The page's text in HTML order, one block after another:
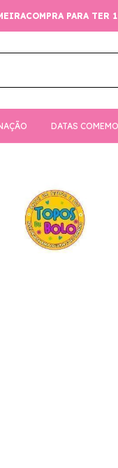
PARA TER
DATAS